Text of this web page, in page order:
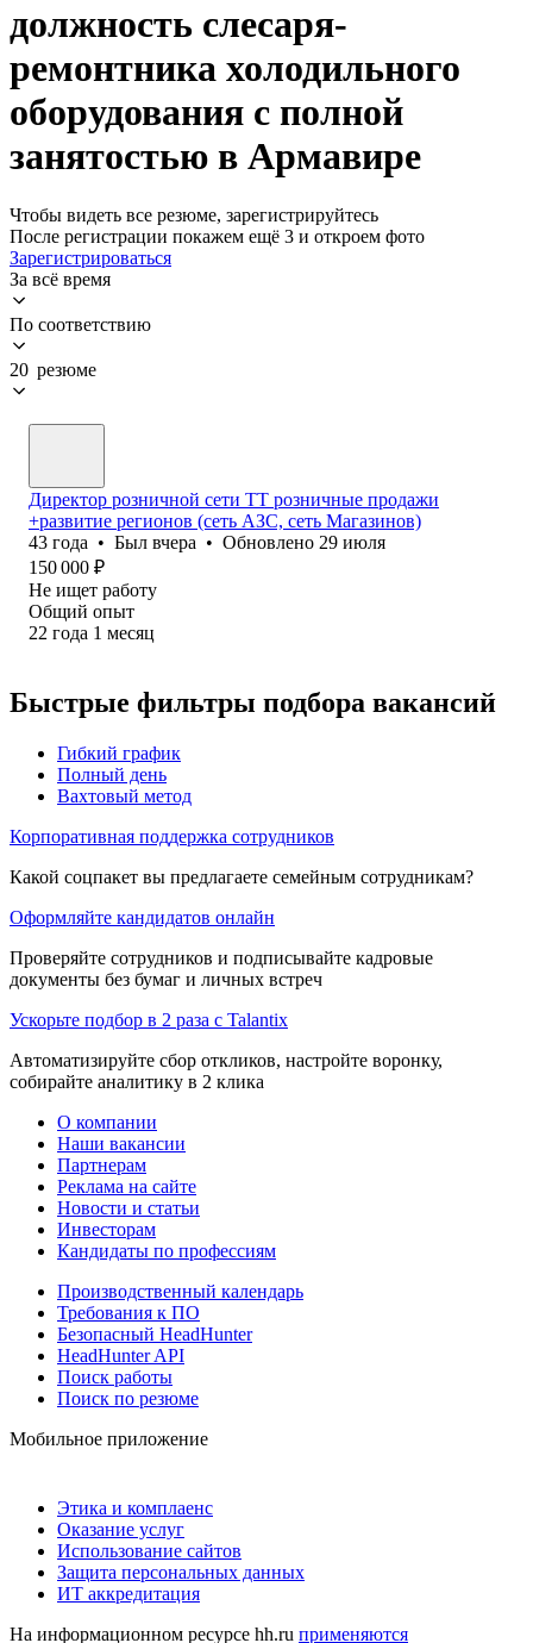
должность слесаря-
ремонтника холодильного
оборудования с полной
занятостью в Армавире
Чтобы видеть все резюме, зарегистрируйтесь
После регистрации покажем ещё 3 и откроем фото
Зарегистрироваться
За всё время
По соответствию
20 резюме
Директор розничной сети ТТ розничные продажи
+развитие регионов (сеть АЗС, сеть Магазинов)
43 года • Был вчера • Обновлено 29 июля
150 000 ₽
Не ищет работу
Общий опыт
22 года 1 месяц
Быстрые фильтры подбора вакансий
Гибкий график
Полный день
Вахтовый метод
Корпоративная поддержка сотрудников
Какой соцпакет вы предлагаете семейным сотрудникам?
Оформляйте кандидатов онлайн
Проверяйте сотрудников и подписывайте кадровые
документы без бумаг и личных встреч
Ускорьте подбор в 2 раза с Talantix
Автоматизируйте сбор откликов, настройте воронку,
собирайте аналитику в 2 клика
О компании
Наши вакансии
Партнерам
Реклама на сайте
Новости и статьи
Инвесторам
Кандидаты по профессиям
Производственный календарь
Требования к ПО
Безопасный HeadHunter
HeadHunter API
Поиск работы
Поиск по резюме
Мобильное приложение
Этика и комплаенс
Оказание услуг
Использование сайтов
Защита персональных данных
ИТ аккредитация
На информационном ресурсе hh.ru применяются